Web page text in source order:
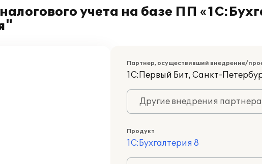
учета на базе ПП
Партнер, осуществивший внедрение/
1С:Первый Бит, Санкт-
Другие внедрения партнера
Продукт
1С:Бухгалтерия 8